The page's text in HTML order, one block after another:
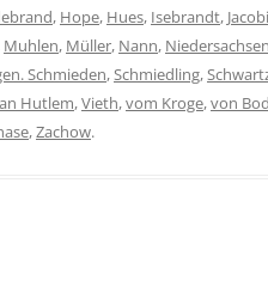
, Hope, Hues, Isebrandt, Jacobi
Muhlen, Müller, Nann, Niedersachsen
Schmieden,Schmiedling,
Hutlem,Vieth,vom Kroge,von
,Zachow.